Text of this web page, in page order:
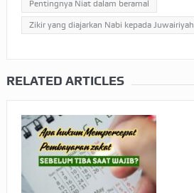
Pentingnya Niat dalam beramal
Zikir yang diajarkan Nabi kepada Juwairiyah
RELATED ARTICLES